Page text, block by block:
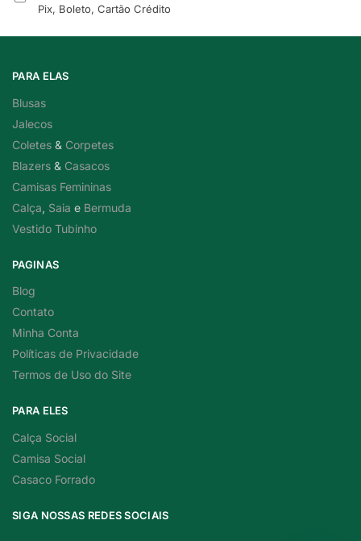
Pix, Boleto, Cartão Crédito
PARA ELAS
Blusas
Jalecos
Coletes & Corpetes
Blazers & Casacos
Camisas Femininas
Calça, Saia e Bermuda
Vestido Tubinho
PAGINAS
Blog
Contato
Minha Conta
Políticas de Privacidade
Termos de Uso do Site
PARA ELES
Calça Social
Camisa Social
Casaco Forrado
SIGA NOSSAS REDES SOCIAIS